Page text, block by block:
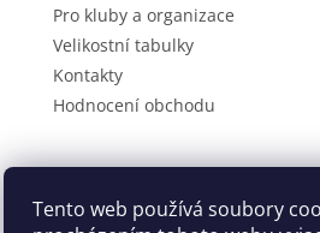
Tento web používá soubory
Pro kluby a organizace
Velikostní tabulky
Kontakty
Hodnocení obchodu